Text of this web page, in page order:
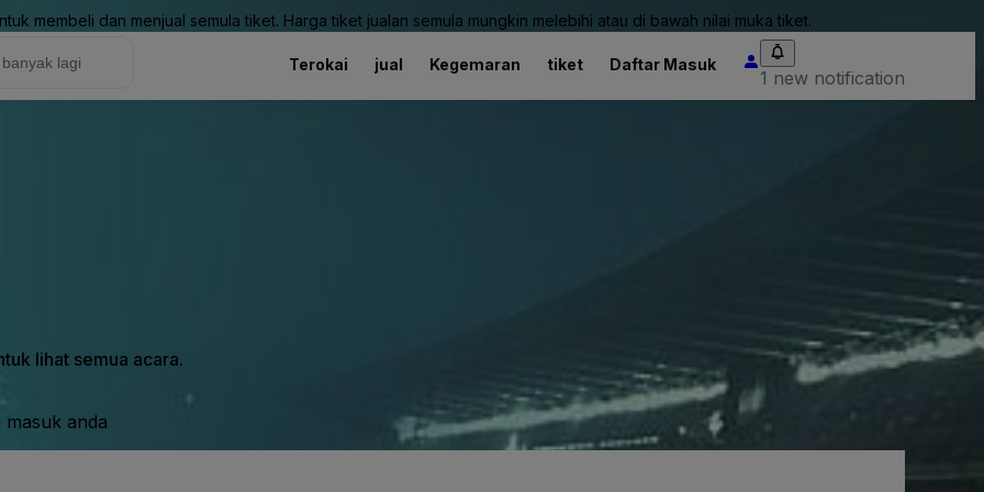
membeli dan menjual semula tiket. Harga tiket jualan semula mungkin melebihi atau di bawah nilai muka tiket.
Terokai jual Kegemaran tiket Daftar Masuk
1 new notification
lihat semua acara.
anda